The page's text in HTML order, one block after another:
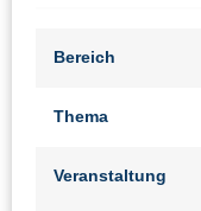
Bereich
Thema
Veranstaltung